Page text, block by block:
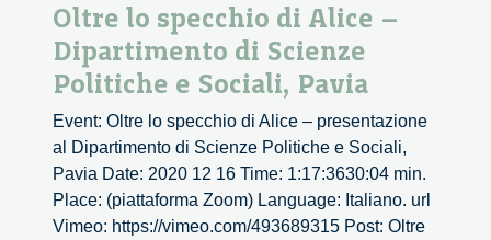
Oltre lo specchio di Alice –
Dipartimento di Scienze
Politiche e Sociali, Pavia
Event: Oltre lo specchio di Alice – presentazione
al Dipartimento di Scienze Politiche e Sociali,
Pavia Date: 2020 12 16 Time: 1:17:3630:04 min.
Place: (piattaforma Zoom) Language: Italiano. url
Vimeo: https://vimeo.com/493689315 Post: Oltre